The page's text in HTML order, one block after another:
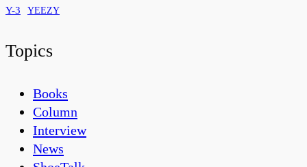
Y-3 YEEZY
Topics
Books
Column
Interview
News